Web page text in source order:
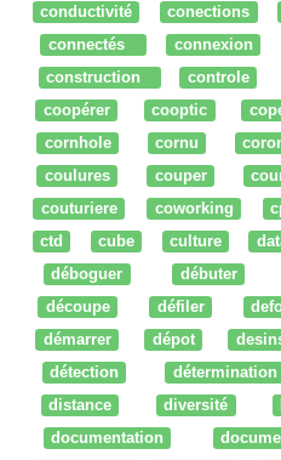
conductivité
conections
connectés
connexion
construction
controle
coopérer
cooptic
cornhole
cornu
coulures
couper
couturiere
coworking
ctd
cube culture
déboguer
débuter
découpe
défiler
démarrer
dépot
détection
détermination
distance
diversité
documentation